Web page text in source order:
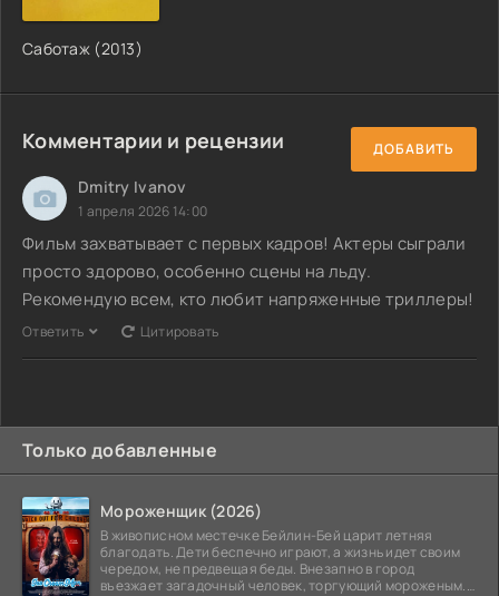
Саботаж (2013)
Комментарии и рецензии ДОБАВИТЬ
Dmitry Ivanov
1 апреля 2026 14:00
Фильм захватывает с первых кадров! Актеры сыграли
просто здорово, особенно сцены на льду.
Рекомендую всем, кто любит напряженные триллеры!
Ответить Цитировать
Только добавленные
Мороженщик (2026)
В живописном местечке Бейлин-Бей царит летняя
благодать. Дети беспечно играют, а жизнь идет своим
чередом, не предвещая беды. Внезапно в город
въезжает загадочный человек, торгующий мороженым.